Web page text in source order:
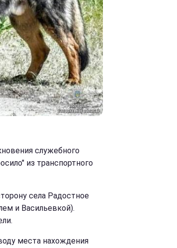
служебного
из транспортного
села Радостное
и Васильевкой).
места нахождения